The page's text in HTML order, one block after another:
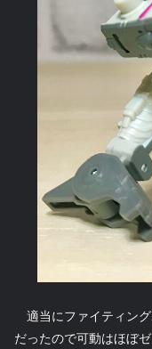
適当にファイティン
だったので可動はほぼ